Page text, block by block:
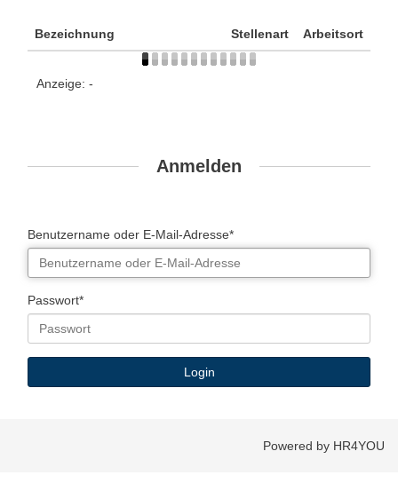
Bezeichnung Stellenart Arbeitsort
Anzeige: -
Anmelden
Benutzername oder E-Mail-Adresse*
Passwort*
Powered by HR4YOU